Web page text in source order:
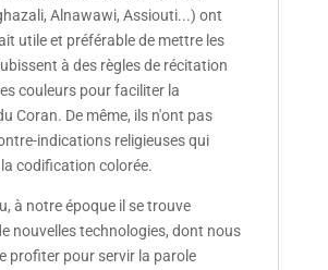
Alnawawi, Assiouti...) ont
utile et préférable de mettre les
à des règles de récitation
couleurs pour faciliter la
Coran. De même, ils n'ont pas
indications religieuses qui
codification colorée.
à notre époque il se trouve
nouvelles technologies, dont nous
profiter pour servir la parole